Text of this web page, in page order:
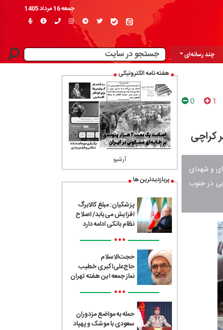
جمعه 16 مرداد 1405
چند رسانه‌ای
1
0
کراچی
و شهدای
در جنوب
هفته نامه الکترونیکی
آرشیو
پربازدیدترین ها
پزشکیان: مبلغ کالابرگ
افزایش می‌یابد/ اصلاح
نظام بانکی ادامه دارد
•••
حجت‌الاسلام
حاج‌علی‌اکبری خطیب
نماز جمعه این هفته تهران
•••
حمله به مواضع مزدوران
سعودی با موشک و پهپاد